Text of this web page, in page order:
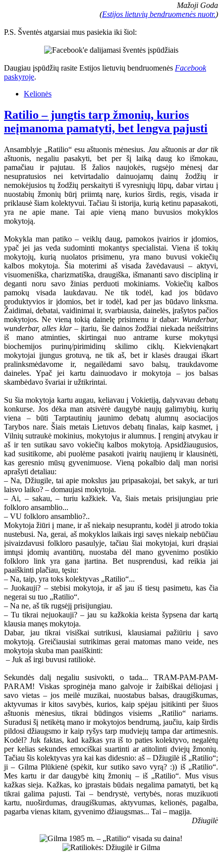
Mažoji Goda
(Estijos lietuvių bendruomenės nuotr.)
P.S. Šventės atgarsiai mus pasiekia iki šiol:
Daugiau įspūdžių rasite Estijos lietuvių bendruomenės Facebook
paskyroje.
Kelionės
Ratilio – jungtis tarp žmonių, kurios
neįmanoma pamatyti, bet lengva pajusti
Ansamblyje „Ratilio“ esu aštuonis mėnesius. Jauaštuonis ardar tik
aštuonis, negaliu pasakyti, bet per šį laiką daug ko išmokau,
pamačiau ir pajutau. Iš žalios naujokės, rugsėjo mėnesį dar
nesupratusios nei ketvirtadalio dainuojamų dainų žodžių ir
nemokėjusios tų žodžių perskaityti iš vyresniųjų lūpų, dabar virtau į
nuostabių žmonių būrį priimtą narę, kurios širdis, regis, visada ir
priklausė šiam kolektyvui. Tačiau ši istorija, kurią ketinu papasakoti,
yra ne apie mane. Tai apie vieną mano buvusios mokyklos
mokytoją.
Mokykla man patiko – veiklų daug, pamokos įvairios ir įdomios,
ypač jei jas veda sudominti mokantys specialistai. Viena iš tokių
mokytojų, kurią nuolatos prisimenu, yra mano buvusi vokiečių
kalbos mokytoja. Šia moterimi aš visada žavėdavausi – aktyvi,
visuomeniška, charizmatiška, draugiška, išmananti savo discipliną ir
deganti noru savo žinias perduoti mokiniams. Vokiečių kalbos
pamokų visada laukdavau. Ne tik todėl, kad jos būdavo
produktyvios ir įdomios, bet ir todėl, kad per jas būdavo linksma.
Žaidimai, debatai, vaidinimai ir, svarbiausia, dainelės, įrašytos pačios
mokytojos. Ne vieną tokią dainelę prisimenu ir dabar: Wunderbar,
wunderbar, alles klar– įtariu, šie dainos žodžiai niekada neišsitrins
iš mano atminties, skirtingai nuo antrame kurse mokytųsi
biochemijos purinų/pirimidinų skilimo ciklų. Kiekvienąkart
mokytojai įjungus grotuvą, ne tik aš, bet ir klasės draugai iškart
pralinksmėdavome ir, negailėdami savo balsų, traukdavome
daineles. Ypač jei kartu dainuodavo ir mokytoja – jos balsas
skambėdavo švariai ir užtikrintai.
Su šia mokytoja kartu augau, keliavau į Vokietiją, dalyvavau debatų
konkurse. Jos dėka man atsivėrė daugybė naujų galimybių, kurių
viena – būti Tarptautinių jaunimo debatų alumnų asociacijos
Tarybos nare. Šiais metais Lietuvos debatų finalas, kaip kasmet, į
Vilnių sutraukė mokinius, mokytojus ir alumnus. Į renginį atvykau ir
aš ir ten sutikau savo vokiečių kalbos mokytoją. Apsidžiaugusios,
kad susitikome, abi puolėme pasakoti įvairių naujienų ir klausinėti,
kas geresnio mūsų gyvenimuose. Vieną pokalbio dalį man norisi
aprašyti detaliau:
– Na, Džiugile, tai apie mokslus jau pripasakojai, bet sakyk, ar turi
laisvo laiko? – domaujasi mokytoja.
– Ai, – sakau, – turiu kažkiek. Va, šiais metais prisijungiau prie
folkloro ansamblio...
– VU folkloro ansamblio?..
Mokytoja žiūri į mane, ir aš niekaip nesuprantu, kodėl ji atrodo tokia
nustebusi. Na, gerai, aš mokyklos laikais irgi savęs niekaip nebūčiau
įsivaizdavusi folkloro pasaulyje, tačiau šiai mokytojai, kuri drąsiai
imtųsi įdomių avantiūrų, nuostaba dėl mano gyvenimo posūkio
folkloro link yra gana įtartina. Bet nusprendusi, kad reikia jai
paaiškinti plačiau, tęsiu:
– Na, taip, yra toks kolektyvas „Ratilio“...
– Juokauji? – stebisi mokytoja, ir aš jau iš tiesų pasimetu, kas čia
negerai su tuo „Ratilio“.
– Na ne, aš tik rugsėjį prisijungiau.
– Tu tikrai nejuokauji? – jau su kažkokia keista šypsena dar kartą
klausia manęs mokytoja.
Dabar, jau tikrai visiškai sutrikusi, klausiamai pažiūriu į savo
mokytoją. Greičiausiai sutrikimas gerai matomas mano veide, nes
mokytoja skuba man paaiškinti:
– Juk aš irgi buvusi ratiliokė.
Sekundės dalį negaliu susivokti, o tada... TRAM-PAM-PAM-
PARAM! Viskas sproginėja mano galvoje ir žaibiškai dėliojasi į
savo vietas – jos meilė muzikai, nuostabus balsas, draugiškumas,
aktyvumas ir kitos savybės, kurios, kaip spėjau įsitikinti per šiuos
aštuonis mėnesius, tikrai būdingos visiems „Ratilio“ nariams.
Suradusi šį netikėtą mano ir mokytojos bendrumą, jaučiu, kaip širdis
pildosi džiaugsmo ir kaip ryšys tarp mudviejų tampa dar artimesnis.
Kodėl? Juk faktas, kad kažkas yra iš to paties kolektyvo, negalėtų
per kelias sekundes emociškai suartinti ar atitolinti dviejų žmonių.
Tačiau šis kolektyvas yra kai kas didesnio: aš – Džiugilė iš „Ratilio“;
ji – Gilma Plūkienė (spėkit, kur sutiko savo vyrą? :)) iš „Ratilio“.
Mes kartu ir dar daugybė kitų žmonių – iš „Ratilio“. Mus visus
kažkas sieja. Kažkas, ko įprastais būdais negalima pamatyti, bet ką
tikrai galima pajusti. Tai – bendrystė, vertybės, noras muzikuoti
kartu, nuoširdumas, draugiškumas, aktyvumas, kelionės, pagalba,
pagarba vienas kitam, gyvenimo džiaugsmas... Tai – magija.
Džiugilė